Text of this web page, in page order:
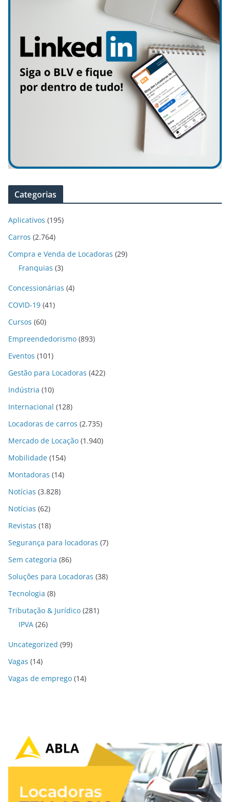
Categorias
Aplicativos (195)
Carros (2.764)
Compra e Venda de Locadoras (29)
Franquias (3)
Concessionárias (4)
COVID-19 (41)
Cursos (60)
Empreendedorismo (893)
Eventos (101)
Gestão para Locadoras (422)
Indústria (10)
Internacional (128)
Locadoras de carros (2.735)
Mercado de Locação (1.940)
Mobilidade (154)
Montadoras (14)
Notícias (3.828)
Notícias (62)
Revistas (18)
Segurança para locadoras (7)
Sem categoria (86)
Soluções para Locadoras (38)
Tecnologia (8)
Tributação & Jurídico (281)
IPVA (26)
Uncategorized (99)
Vagas (14)
Vagas de emprego (14)